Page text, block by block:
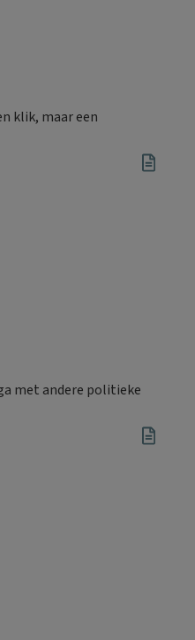
klik, maar een
met andere politieke